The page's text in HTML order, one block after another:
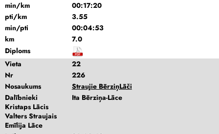
min/km
00:17:20
pti/km
3.55
min/pti
00:04:53
km
7.0
Diploms
Vieta
22
Nr
226
Nosaukums
Straujie BērziņLāči
Dalībnieki
Ita Bērziņa-Lāce
Kristaps Lācis
Valters Straujais
Emīlija Lāce